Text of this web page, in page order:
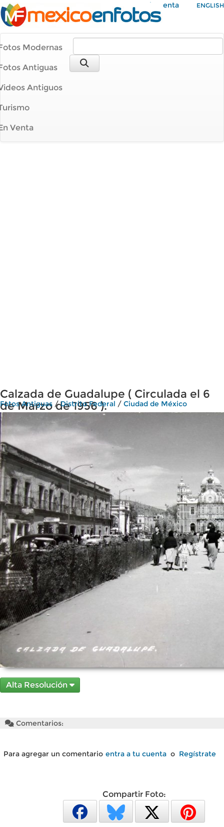
Mi Cuenta ENGLISH
Modernas
Antiguas
Antiguos
Venta
Calzada de Guadalupe ( Circulada el 6
de Marzo de 1956 ).
Fotos Antiguas /Distrito Federal / Ciudad de México
Alta Resolución
Comentarios:
Para agregar un comentario entra a tu cuenta o Regístrate
Compartir Foto: